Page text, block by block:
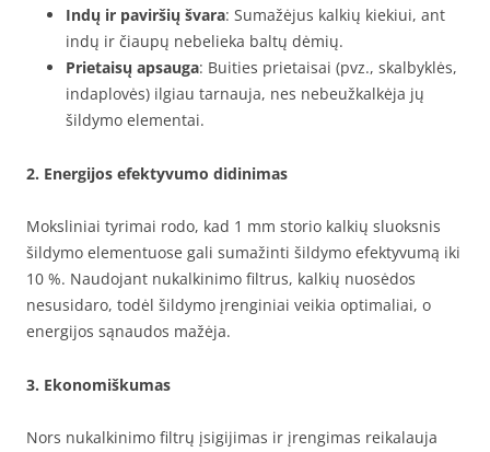
Indų ir paviršių švara: Sumažėjus kalkių kiekiui, ant
indų ir čiaupų nebelieka baltų dėmių.
Prietaisų apsauga: Buities prietaisai (pvz., skalbyklės,
indaplovės) ilgiau tarnauja, nes nebeužkalkėja jų
šildymo elementai.
2. Energijos efektyvumo didinimas
Moksliniai tyrimai rodo, kad 1 mm storio kalkių sluoksnis
šildymo elementuose gali sumažinti šildymo efektyvumą iki
10 %. Naudojant nukalkinimo filtrus, kalkių nuosėdos
nesusidaro, todėl šildymo įrenginiai veikia optimaliai, o
energijos sąnaudos mažėja.
3. Ekonomiškumas
Nors nukalkinimo filtrų įsigijimas ir įrengimas reikalauja